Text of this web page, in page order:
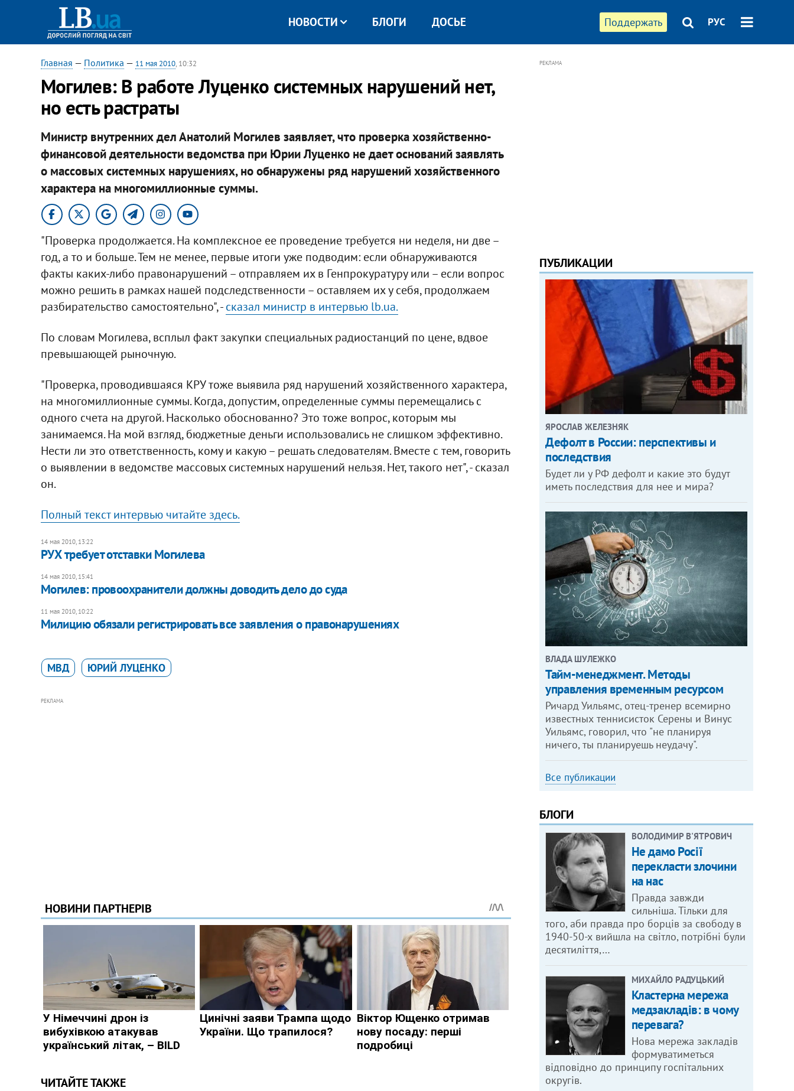
Поддержать РУС
НОВОСТИ БЛОГИ ДОСЬЕ
Главная — Политика — 11 мая 2010, 10:32
Могилев: В работе Луценко системных нарушений нет,
но есть растраты
Министр внутренних дел Анатолий Могилев заявляет, что проверка хозяйственно-
финансовой деятельности ведомства при Юрии Луценко не дает оснований заявлять
о массовых системных нарушениях, но обнаружены ряд нарушений хозяйственного
характера на многомиллионные суммы.
"Проверка продолжается. На комплексное ее проведение требуется ни неделя, ни две –
год, а то и больше. Тем не менее, первые итоги уже подводим: если обнаруживаются
факты каких-либо правонарушений – отправляем их в Генпрокуратуру или – если вопрос
можно решить в рамках нашей подследственности – оставляем их у себя, продолжаем
разбирательство самостоятельно", -сказал министр в интервью lb.ua.
По словам Могилева, всплыл факт закупки специальных радиостанций по цене, вдвое
превышающей рыночную.
"Проверка, проводившаяся КРУ тоже выявила ряд нарушений хозяйственного характера,
на многомиллионные суммы. Когда, допустим, определенные суммы перемещались с
одного счета на другой. Насколько обоснованно? Это тоже вопрос, которым мы
занимаемся. На мой взгляд, бюджетные деньги использовались не слишком эффективно.
Нести ли это ответственность, кому и какую – решать следователям. Вместе с тем, говорить
о выявлении в ведомстве массовых системных нарушений нельзя. Нет, такого нет", - сказал
он.
Полный текст интервью читайте здесь.
14 мая 2010, 13:22
РУХ требует отставки Могилева
14 мая 2010, 15:41
Могилев: провоохранители должны доводить дело до суда
11 мая 2010, 10:22
Милицию обязали регистрировать все заявления о правонарушениях
МВД ЮРИЙ ЛУЦЕНКО
РЕКЛАМА
ЧИТАЙТЕ ТАКЖЕ
РЕКЛАМА
ПУБЛИКАЦИИ
ЯРОСЛАВ ЖЕЛЕЗНЯК
Дефолт в России: перспективы и
последствия
Будет ли у РФ дефолт и какие это будут
иметь последствия для нее и мира?
ВЛАДА ШУЛЕЖКО
Тайм-менеджмент. Методы
управления временным ресурсом
Ричард Уильямс, отец-тренер всемирно
известных теннисисток Серены и Винус
Уильямс, говорил, что "не планируя
ничего, ты планируешь неудачу".
Все публикации
БЛОГИ
ВОЛОДИМИР В'ЯТРОВИЧ
Не дамо Росії
перекласти злочини
на нас
Правда завжди
сильніша. Тільки для
того, аби правда про борців за свободу в
1940-50-х вийшла на світло, потрібні були
десятиліття,…
МИХАЙЛО РАДУЦЬКИЙ
Кластерна мережа
медзакладів: в чому
перевага?
Нова мережа закладів
формуватиметься
відповідно до принципу госпітальних
округів.